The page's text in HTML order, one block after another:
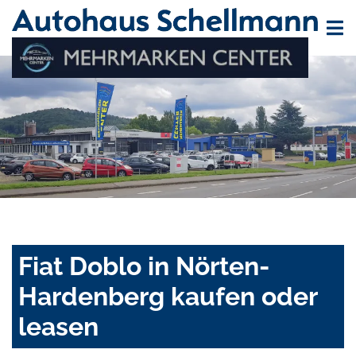
Fiat Doblo in Nörten-
Hardenberg kaufen oder
leasen